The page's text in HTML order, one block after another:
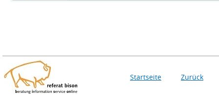
Startseite Zurück